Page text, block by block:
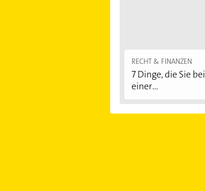
RECHT & FINANZEN
7 Dinge, die Sie bei
einer